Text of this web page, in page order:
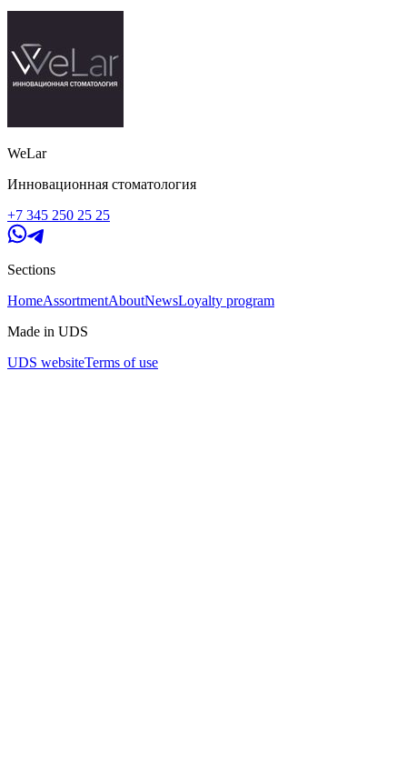
WeLar
Инновационная стоматология
+7 345 250 25 25
Sections
HomeAssortmentAboutNewsLoyalty program
Made in UDS
UDS websiteTerms of use